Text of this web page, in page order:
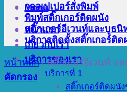
Menu
หน้าแรก
เกี่ยวกับเรา
บริการของเรา
บริการที่ 1
สติ๊กเกอร์ติดผนั
วอลเปเปอร์สั่งพิมพ์
พิมพ์สติ๊กเกอร์ติดผนัง
สติ๊กเกอร์อีเวนท์และบูธนิ
บริการติดตั้งสติ๊กเกอร์ติด
หน้าหลัก /สติ๊กเกอร์อีเวนท์ แ
คัดกรอง